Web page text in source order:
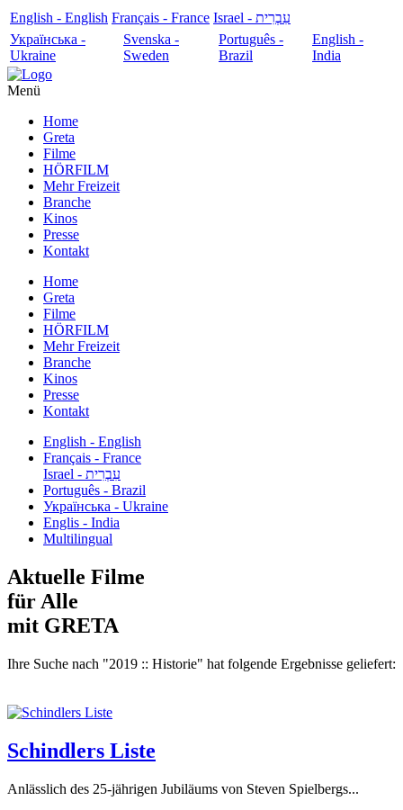
English - English Français - France
עִבְרִית - Israel
Українська -
Ukraine
Svenska -
Sweden
Português -
Brazil
English -
India
Menü
Home
Greta
Filme
HÖRFILM
Mehr Freizeit
Branche
Kinos
Presse
Kontakt
Home
Greta
Filme
HÖRFILM
Mehr Freizeit
Branche
Kinos
Presse
Kontakt
English - English
Français - France
עִבְרִית - Israel
Português - Brazil
Українська - Ukraine
Englis - India
Multilingual
Aktuelle Filme
für Alle
mit GRETA
Ihre Suche nach "2019 :: Historie" hat folgende Ergebnisse geliefert:
Schindlers Liste
Anlässlich des 25-jährigen Jubiläums von Steven Spielbergs...